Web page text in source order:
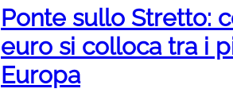
Ponte sullo Stretto:
euro si colloca tra i
Europa